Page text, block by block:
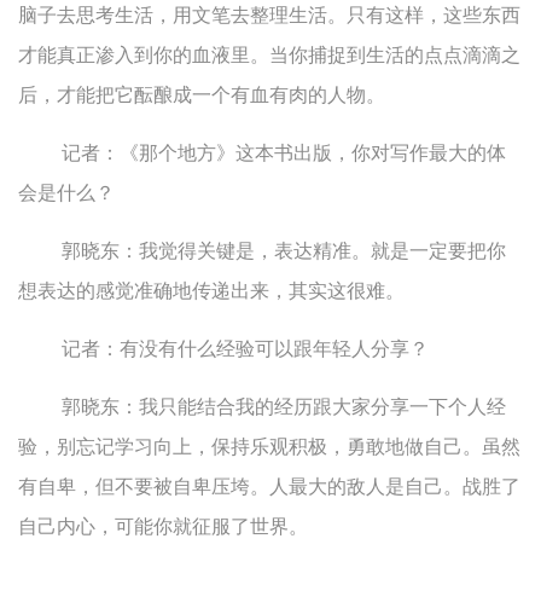
脑子去思考生活，用文笔去整理生活。只有这样，这些东西
才能真正渗入到你的血液里。当你捕捉到生活的点点滴滴之
后，才能把它酝酿成一个有血有肉的人物。
记者：《那个地方》这本书出版，你对写作最大的体
会是什么？
郭晓东： 我觉得关键是，表达精准。就是一定要把你
想表达的感觉准确地传递出来，其实这很难。
记者：有没有什么经验可以跟年轻人分享？
郭晓东 ：我只能结合我的经历跟大家分享一下个人经
验，别忘记学习向上，保持乐观积极，勇敢地做自己。虽然
有自卑，但不要被自卑压垮。人最大的敌人是自己。战胜了
自己内心，可能你就征服了世界。